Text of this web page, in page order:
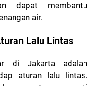
dapat membantu
air.
Lalu Lintas
di Jakarta adalah
aturan lalu lintas.